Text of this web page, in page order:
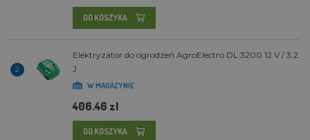
DO KOSZYKA
2
Elektryzator do ogrodzeń AgroElectro DL 3200 12 V / 3,2
J
W MAGAZYNIE
406.46 zl
DO KOSZYKA